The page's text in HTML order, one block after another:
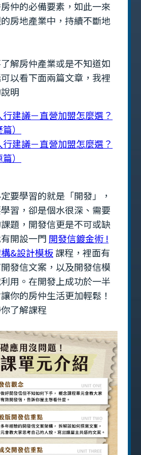
仲的必備要素，如此一來
房地產業中，持續不斷地
解房仲產業或是不知道如
以看下面兩篇文章，我裡
明
建議－直營加盟怎麼選？
）
建議－直營加盟怎麼選？
）
要學習的就是「開發」，
習，卻是個水很深、需要
題，開發信更是不可或缺
開設一門 開發信鍍金術 !
&設計模板課程，裡面有
發信文案，以及開發信模
用。在開發上成功於一半
你的房仲生活更加輕鬆！
了解課程